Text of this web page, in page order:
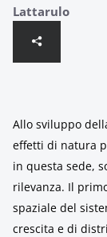
Lattarulo
Allo sviluppo
effetti di natura
in questa sede,
rilevanza. Il
spaziale del
crescita e di